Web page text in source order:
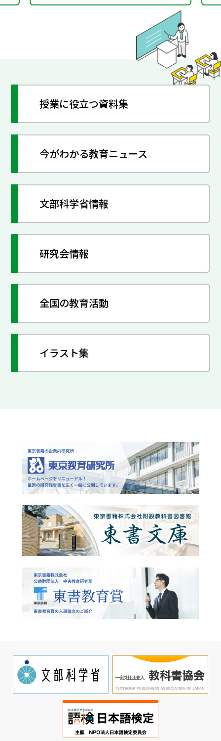
授業に役立つ資料集
今がわかる教育ニュース
文部科学省情報
研究会情報
全国の教育活動
イラスト集